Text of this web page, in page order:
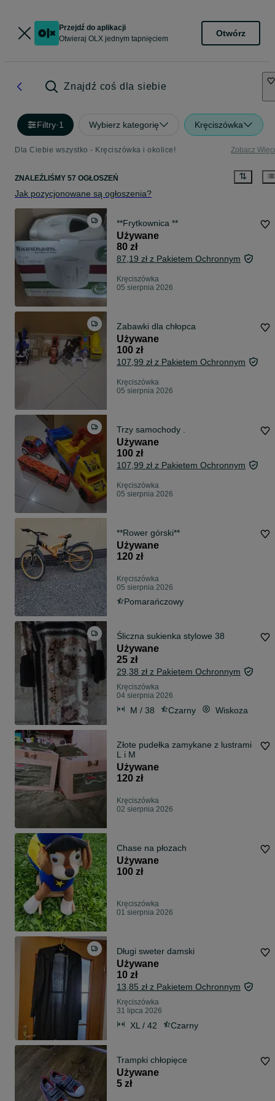
Przejdź do aplikacji
Otwieraj OLX jednym tapnięciem
Otwórz
Znajdź coś dla siebie
Filtry·1 Wybierz kategorię Kręciszówka
Dla Ciebie wszystko - Kręciszówka i okolice! Zobacz
ZNALEŹLIŚMY 57 OGŁOSZEŃ
Jak pozycjonowane są ogłoszenia?
**Frytkownica **
Używane
80 zł
87,19 zł z Pakietem Ochronnym
Kręciszówka
05 sierpnia 2026
Zabawki dla chłopca
Używane
100 zł
107,99 zł z Pakietem Ochronnym
Kręciszówka
05 sierpnia 2026
Trzy samochody .
Używane
100 zł
107,99 zł z Pakietem Ochronnym
Kręciszówka
05 sierpnia 2026
**Rower górski**
Używane
120 zł
Kręciszówka
05 sierpnia 2026
Pomarańczowy
Śliczna sukienka stylowe 38
Używane
25 zł
29,38 zł z Pakietem Ochronnym
Kręciszówka
04 sierpnia 2026
M / 38 Czarny Wiskoza
Złote pudełka zamykane z lustrami
L i M
Używane
120 zł
Kręciszówka
02 sierpnia 2026
Chase na płozach
Używane
100 zł
Kręciszówka
01 sierpnia 2026
Długi sweter damski
Używane
10 zł
13,85 zł z Pakietem Ochronnym
Kręciszówka
31 lipca 2026
XL / 42 Czarny
Trampki chłopięce
Używane
5 zł